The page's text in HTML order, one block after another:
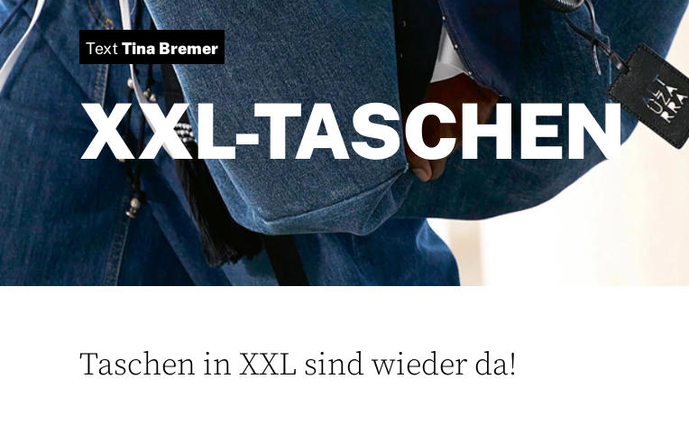
TextTina Bremer
XXL-TASCHEN
Taschen in XXL sind wieder da!